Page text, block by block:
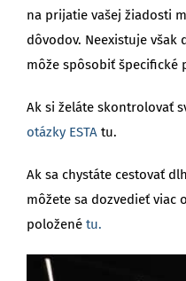
na prijatie vašej žiadosti
dôvodov. Neexistuje však
môže spôsobiť špecifické
Ak si želáte skontrolovať
otázky ESTAtu.
Ak sa chystáte cestovať
môžete sa dozvedieť viac
položené tu.